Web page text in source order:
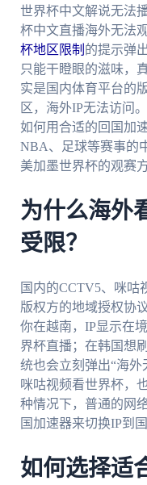
世界杯中文解说无法
杯中文直播海外无法
杯地区限制 的提示弹
只能干瞪眼的滋味，
实是国内体育平台的
区，海外IP无法访问
如何用合适的回国加
NBA、足球等赛事的
美加墨世界杯的观赛方
为什么海外
受限？
国内的CCTV5、咪咕
版权方的地域授权协
你在越南，IP显示在
界杯直播；在韩国想
统也会立刻弹出“海
咪咕视频看世界杯，
种情况下，普通的网
国加速器来切换IP到
如何选择适